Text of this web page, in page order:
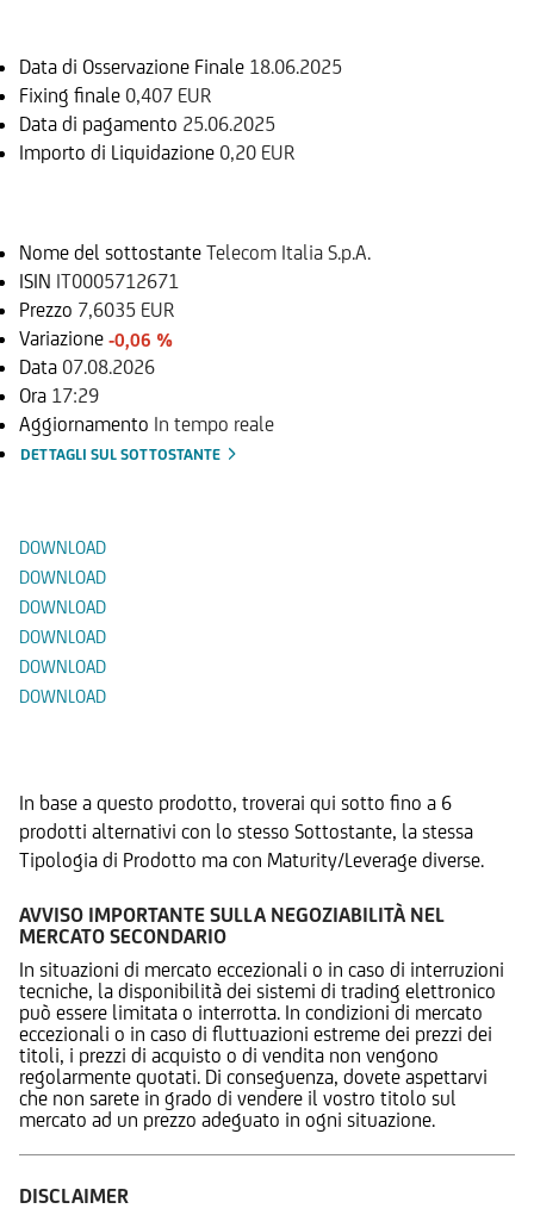
Data di Osservazione Finale 18.06.2025
Fixing finale 0,407 EUR
Data di pagamento 25.06.2025
Importo di Liquidazione 0,20 EUR
Nome del sottostante Telecom Italia S.p.A.
ISIN IT0005712671
Prezzo 7,6035 EUR
Variazione -0,06 %
Data 07.08.2026
Ora 17:29
Aggiornamento In tempo reale
DETTAGLI SUL SOTTOSTANTE
DOWNLOAD
DOWNLOAD
DOWNLOAD
DOWNLOAD
DOWNLOAD
DOWNLOAD
In base a questo prodotto, troverai qui sotto fino a 6
prodotti alternativi con lo stesso Sottostante, la stessa
Tipologia di Prodotto ma con Maturity/Leverage diverse.
AVVISO IMPORTANTE SULLA NEGOZIABILITÀ NEL
MERCATO SECONDARIO
In situazioni di mercato eccezionali o in caso di interruzioni
tecniche, la disponibilità dei sistemi di trading elettronico
può essere limitata o interrotta. In condizioni di mercato
eccezionali o in caso di fluttuazioni estreme dei prezzi dei
titoli, i prezzi di acquisto o di vendita non vengono
regolarmente quotati. Di conseguenza, dovete aspettarvi
che non sarete in grado di vendere il vostro titolo sul
mercato ad un prezzo adeguato in ogni situazione.
DISCLAIMER